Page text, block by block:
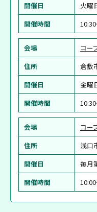
開催日
火曜
開催時間
会場 コー
住所
倉敷
開催日
金曜
開催時間
会場 コー
住所
浅口
開催日
毎月
開催時間